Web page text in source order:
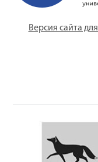
Версия сайта